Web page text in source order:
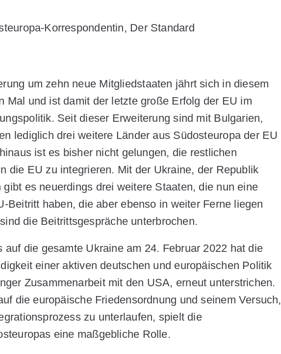
Korrespondentin, Der Standard
um zehn neue Mitgliedstaaten jährt sich in diesem
Mal und ist damit der letzte große Erfolg der EU im
Seit dieser Erweiterung sind mit Bulgarien,
lediglich drei weitere Länder aus Südosteuropa der EU
ist es bisher nicht gelungen, die restlichen
die EU zu integrieren. Mit der Ukraine, der Republik
gibt es neuerdings drei weitere Staaten, die nun eine
Beitritt haben, die aber ebenso in weiter Ferne liegen
die Beitrittsgespräche unterbrochen.
auf die gesamte Ukraine am 24. Februar 2022 hat die
einer aktiven deutschen und europäischen Politik
Zusammenarbeit mit den USA, erneut unterstrichen.
die europäische Friedensordnung und seinem Versuch,
zu unterlaufen, spielt die
eine maßgebliche Rolle.